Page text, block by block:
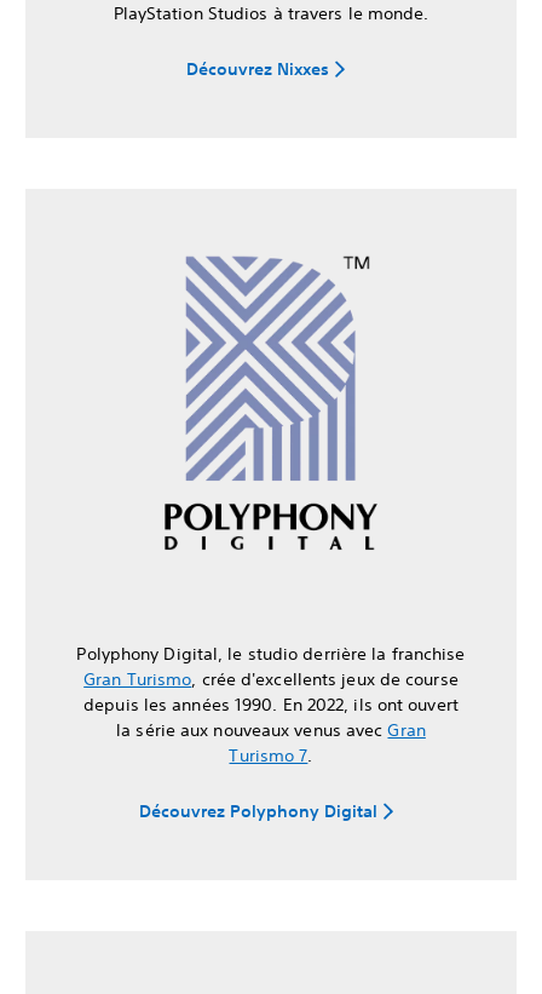
PlayStation Studios à travers le monde.
Découvrez Nixxes
Polyphony Digital, le studio derrière la franchise
Gran Turismo, crée d'excellents jeux de course
depuis les années 1990. En 2022, ils ont ouvert
la série aux nouveaux venus avecGran
Turismo 7.
Découvrez Polyphony Digital